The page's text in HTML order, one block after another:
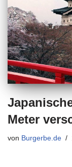
Meter
von Burgerbe.de